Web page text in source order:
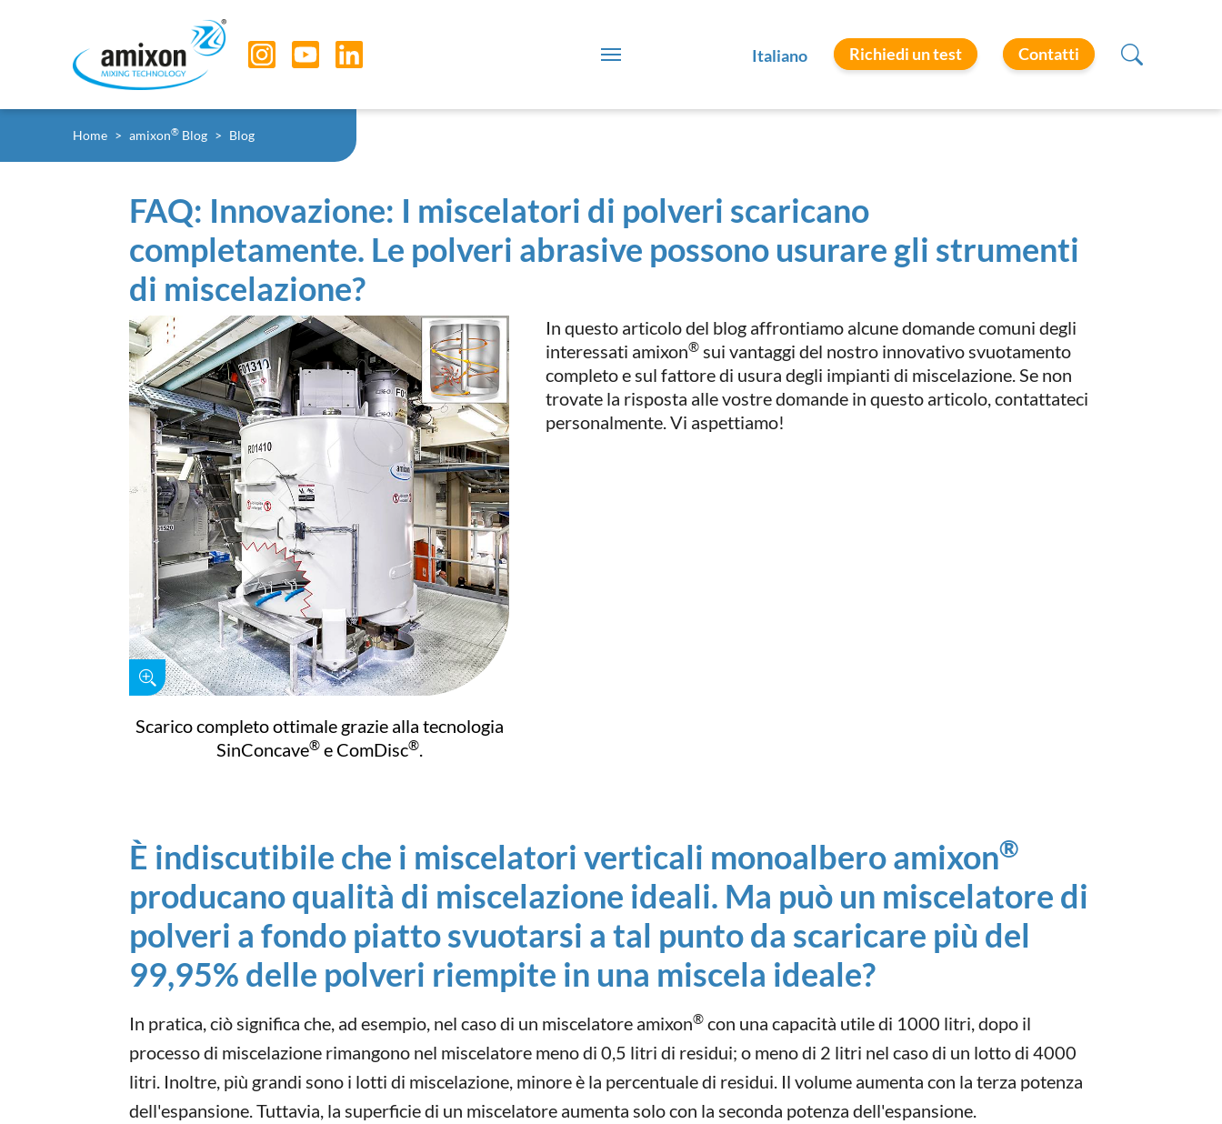
Italiano Richiedi un test Contatti
You are here:
Home amixon® Blog Blog
FAQ: Innovazione: I miscelatori di polveri scaricano
completamente. Le polveri abrasive possono usurare gli strumenti
di miscelazione?
Scarico completo ottimale grazie alla tecnologia
SinConcave®e ComDisc®.
In questo articolo del blog affrontiamo alcune domande comuni degli
interessati amixon® sui vantaggi del nostro innovativo svuotamento
completo e sul fattore di usura degli impianti di miscelazione. Se non
trovate la risposta alle vostre domande in questo articolo, contattateci
personalmente. Vi aspettiamo!
È indiscutibile che i miscelatori verticali monoalbero amixon®
producano qualità di miscelazione ideali. Ma può un miscelatore di
polveri a fondo piatto svuotarsi a tal punto da scaricare più del
99,95% delle polveri riempite in una miscela ideale?
In pratica, ciò significa che, ad esempio, nel caso di un miscelatore amixon® con una capacità utile di 1000 litri, dopo il
processo di miscelazione rimangono nel miscelatore meno di 0,5 litri di residui; o meno di 2 litri nel caso di un lotto di 4000
litri. Inoltre, più grandi sono i lotti di miscelazione, minore è la percentuale di residui. Il volume aumenta con la terza potenza
dell'espansione. Tuttavia, la superficie di un miscelatore aumenta solo con la seconda potenza dell'espansione.